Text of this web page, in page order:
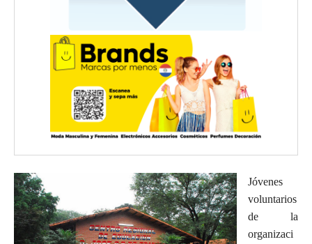
Jóvenes
voluntarios
de la
organizaci